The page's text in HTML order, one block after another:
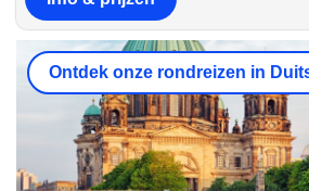
Ontdek onze rondreizen in